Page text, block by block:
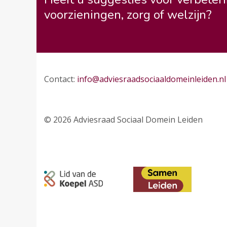
voorzieningen, zorg of welzijn?
Contact: info@adviesraadsociaaldomeinleiden.nl
© 2026 Adviesraad Sociaal Domein Leiden